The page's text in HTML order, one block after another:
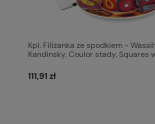
Kpl. Filiżanka ze spodkiem -
Kandinsky. Coulor stady. Squares
111,91 zł